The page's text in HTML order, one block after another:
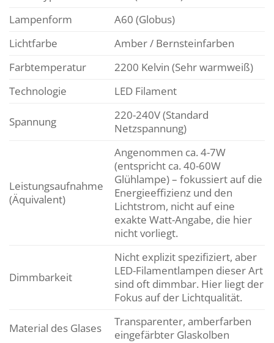
Lampenform
A60 (Globus)
Lichtfarbe
Amber / Bernsteinfarben
Farbtemperatur
2200 Kelvin (Sehr warmweiß)
Technologie
LED Filament
Spannung
220-240V (Standard
Netzspannung)
Leistungsaufnahme
(Äquivalent)
Angenommen ca. 4-7W
(entspricht ca. 40-60W
Glühlampe) – fokussiert auf die
Energieeffizienz und den
Lichtstrom, nicht auf eine
exakte Watt-Angabe, die hier
nicht vorliegt.
Dimmbarkeit
Nicht explizit spezifiziert, aber
LED-Filamentlampen dieser Art
sind oft dimmbar. Hier liegt der
Fokus auf der Lichtqualität.
Material des Glases
Transparenter, amberfarben
eingefärbter Glaskolben